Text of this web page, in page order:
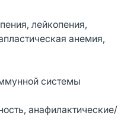
лейкопения,
анемия,
системы
анафилактические/